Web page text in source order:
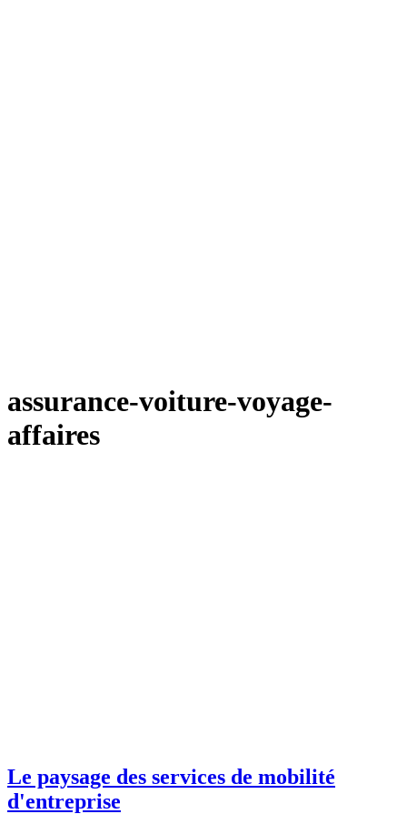
assurance-voiture-voyage-
affaires
Le paysage des services de mobilité
d'entreprise